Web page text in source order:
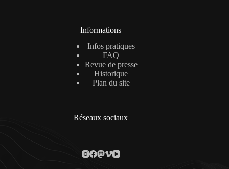
Informations
Infos pratiques
FAQ
Revue de presse
Historique
Plan du site
Réseaux sociaux